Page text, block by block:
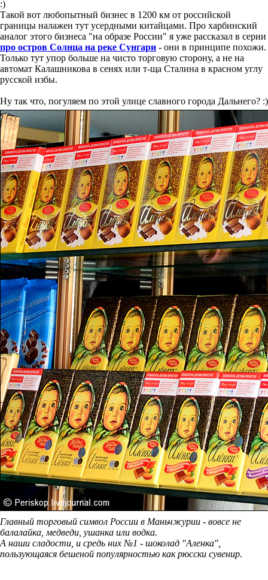
:)
Такой вот любопытный бизнес в 1200 км от российской
границы налажен тут усердными китайцами. Про харбинский
аналог этого бизнеса "на образе России" я уже рассказал в серии
про остров Солнца на реке Сунгари - они в принципе похожи.
Только тут упор больше на чисто торговую сторону, а не на
автомат Калашникова в сенях или т-ща Сталина в красном углу
русской избы.
Ну так что, погуляем по этой улице славного города Дальнего? :)
Главный торговый символ России в Маньчжурии - вовсе не
балалайка, медведи, ушанка или водка.
А наши сладости, и средь них №1 - шоколад "Аленка",
пользующаяся бешеной популярностью как рюсски сувенир.